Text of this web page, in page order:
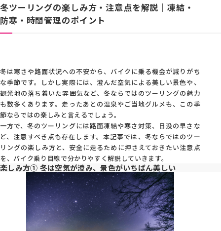
カテゴリから探す
ナップスメンバーズ
店舗を探す
コーポレートサイト
採用情報
特定商取引法に基づく表記
古物営業法に基づく表示/保険勧誘
方針
利用規約
商品レビュー利用規約
プライバシーポリシー
返金ポリシー
カスタマーハラスメントに対する方
冬ツーリングの楽しみ方・注意点を解説｜凍結・
防寒・時間管理のポイント
冬は寒さや路面状況への不安から、バイクに乗る機会が減りがち
な季節です。しかし実際には、澄んだ空気による美しい景色や、
観光地の落ち着いた雰囲気など、冬ならではのツーリングの魅力
も数多くあります。走ったあとの温泉やご当地グルメも、この季
節ならではの楽しみと言えるでしょう。
一方で、冬のツーリングには路面凍結や寒さ対策、日没の早さな
ど、注意すべき点も存在します。本記事では、冬ならではのツー
リングの楽しみ方と、安全に走るために押さえておきたい注意点
を、バイク乗り目線で分かりやすく解説していきます。
楽しみ方① 冬は空気が澄み、景色がいちばん美しい